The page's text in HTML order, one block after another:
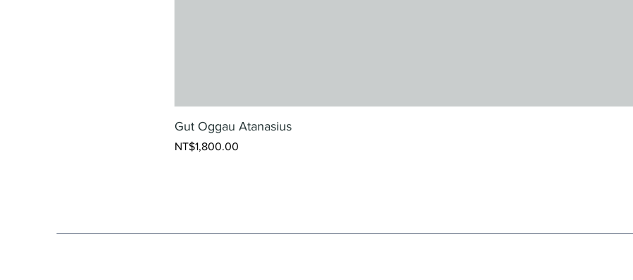
Gut Oggau Atanasius
Price
NT$1,800.00